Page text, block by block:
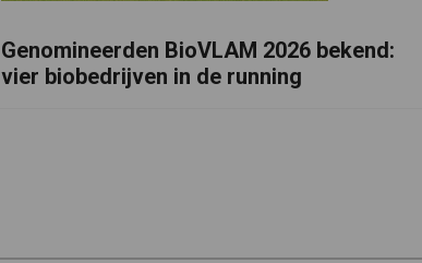
Genomineerden BioVLAM 2026 bekend:
vier biobedrijven in de running